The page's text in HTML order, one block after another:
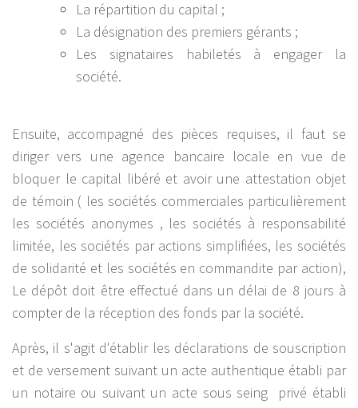
La répartition du capital ;
La désignation des premiers gérants ;
Les signataires habiletés à engager la
société.
Ensuite, accompagné des pièces requises, il faut se
diriger vers une agence bancaire locale en vue de
bloquer le capital libéré et avoir une attestation objet
de témoin ( les sociétés commerciales particulièrement
les sociétés anonymes , les sociétés à responsabilité
limitée, les sociétés par actions simplifiées, les sociétés
de solidarité et les sociétés en commandite par action),
Le dépôt doit être effectué dans un délai de 8 jours à
compter de la réception des fonds par la société.
Après, il s'agit d'établir les déclarations de souscription
et de versement suivant un acte authentique établi par
un notaire ou suivant un acte sous seing privé établi